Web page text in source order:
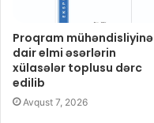
Proqram mühəndisliyinə
dair elmi əsərlərin
xülasələr toplusu dərc
edilib
Avqust 7, 2026